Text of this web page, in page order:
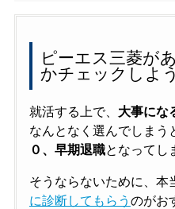
ピーエス三菱が
かチェックしよう
就活する上で、 大事にな
なんとなく選んでしまう
０、早期退職となってし
そうならないために、本
に診断してもらう のがお